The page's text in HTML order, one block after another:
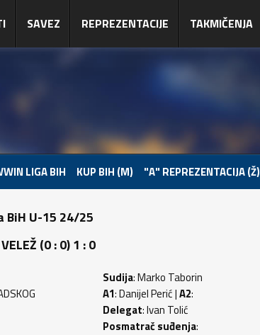
SAVEZ REPREZENTACIJE TAKMIČENJA
LIGA BIH KUP BIH (M) "A" REPREZENTACIJA (Ž)
BiH U-15 24/25
(0 : 0) 1 : 0
Sudija: Marko Taborin
A1: Danijel Perić |A2:
Delegat: Ivan Tolić
Posmatrač suđenja: